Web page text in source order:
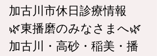
加古川市休日診療情報
🌿東播磨のみなさまへ🌿
加古川・高砂・稲美・播